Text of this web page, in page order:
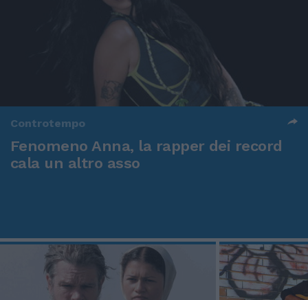
Controtempo
Fenomeno Anna, la rapper dei record
cala un altro asso